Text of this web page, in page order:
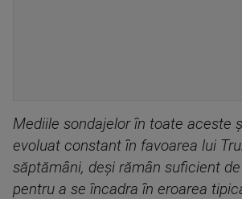
Mediile sondajelor în toate aceste
evoluat constant în favoarea lui
săptămâni, deși rămân suficient
pentru a se încadra în eroarea